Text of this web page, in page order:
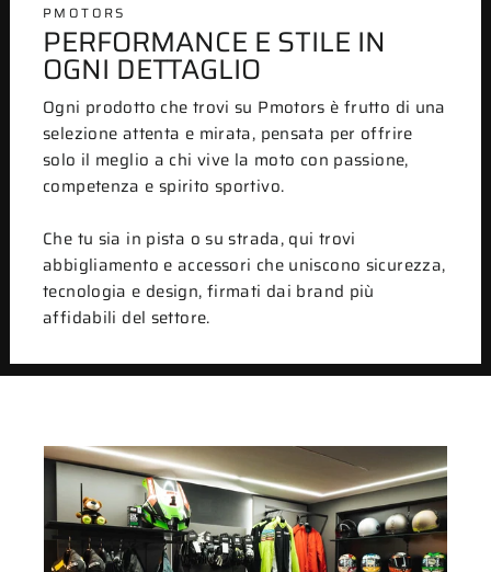
PMOTORS
PERFORMANCE E STILE IN
OGNI DETTAGLIO
Ogni prodotto che trovi su Pmotors è frutto di una
selezione attenta e mirata, pensata per offrire
solo il meglio a chi vive la moto con passione,
competenza e spirito sportivo.
Che tu sia in pista o su strada, qui trovi
abbigliamento e accessori che uniscono sicurezza,
tecnologia e design, firmati dai brand più
affidabili del settore.